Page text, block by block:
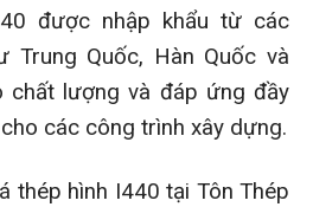
được nhập khẩu từ các
Trung Quốc, Hàn Quốc và
chất lượng và đáp ứng đầy
các công trình xây dựng.
thép hình I440 tại Tôn Thép